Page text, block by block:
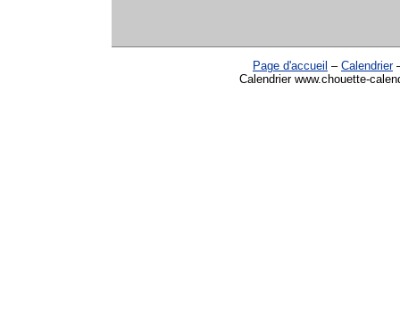
Page d'accueil – Calendrier
Calendrier www.chouette-